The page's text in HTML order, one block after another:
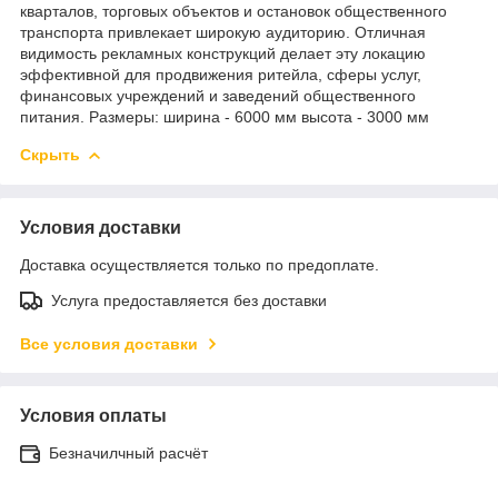
кварталов, торговых объектов и остановок общественного
транспорта привлекает широкую аудиторию. Отличная
видимость рекламных конструкций делает эту локацию
эффективной для продвижения ритейла, сферы услуг,
финансовых учреждений и заведений общественного
питания. Размеры: ширина - 6000 мм высота - 3000 мм
Скрыть
Условия доставки
Доставка осуществляется только по предоплате.
Услуга предоставляется без доставки
Все условия доставки
Условия оплаты
Безначилчный расчёт